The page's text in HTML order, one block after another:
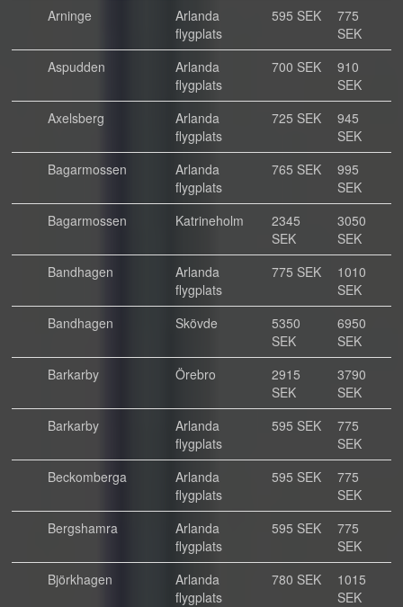
Arninge
Arlanda
flygplats
595 SEK
775
SEK
Aspudden
Arlanda
flygplats
700 SEK
910
SEK
Axelsberg
Arlanda
flygplats
725 SEK
945
SEK
Bagarmossen
Arlanda
flygplats
765 SEK
995
SEK
Bagarmossen
Katrineholm
2345
SEK
3050
SEK
Bandhagen
Arlanda
flygplats
775 SEK
1010
SEK
Bandhagen
Skövde
5350
SEK
6950
SEK
Barkarby
Örebro
2915
SEK
3790
SEK
Barkarby
Arlanda
flygplats
595 SEK
775
SEK
Beckomberga
Arlanda
flygplats
595 SEK
775
SEK
Bergshamra
Arlanda
flygplats
595 SEK
775
SEK
Björkhagen
Arlanda
flygplats
780 SEK
1015
SEK